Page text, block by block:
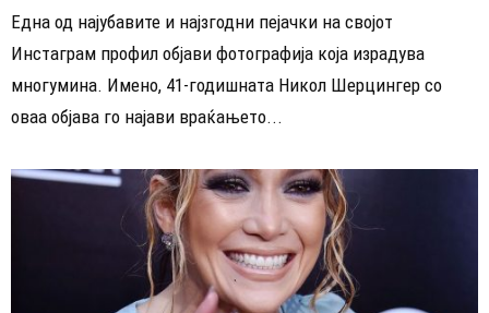
Една од најубавите и најзгодни пејачки на својот
Инстаграм профил објави фотографија која израдува
многумина. Имено, 41-годишната Никол Шерцингер со
оваа објава го најави враќањето...